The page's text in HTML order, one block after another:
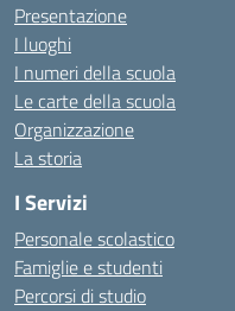
Presentazione
I luoghi
I numeri della scuola
Le carte della scuola
Organizzazione
La storia
I Servizi
Personale scolastico
Famiglie e studenti
Percorsi di studio